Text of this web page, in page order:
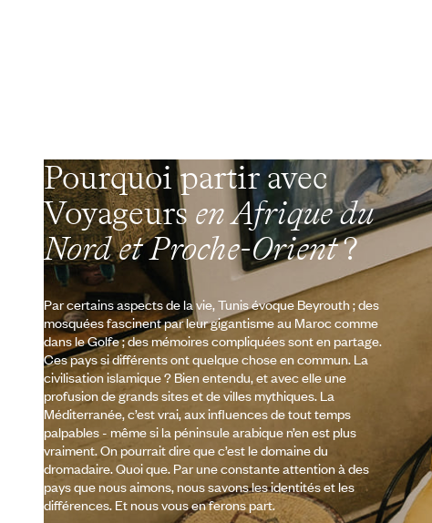
Pourquoi partir avec
Voyageurs en Afrique du
Nord et Proche-Orient?
Par certains aspects de la vie, Tunis évoque Beyrouth ; des
mosquées fascinent par leur gigantisme au Maroc comme
dans le Golfe ; des mémoires compliquées sont en partage.
Ces pays si différents ont quelque chose en commun. La
civilisation islamique ? Bien entendu, et avec elle une
profusion de grands sites et de villes mythiques. La
Méditerranée, c’est vrai, aux influences de tout temps
palpables - même si la péninsule arabique n’en est plus
vraiment. On pourrait dire que c’est le domaine du
dromadaire. Quoi que. Par une constante attention à des
pays que nous aimons, nous savons les identités et les
différences. Et nous vous en ferons part.